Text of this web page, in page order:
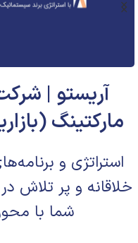
آریستو |
مارکتینگ
استراتژی‌ و
خلاقانه و پر تلاش
شما با